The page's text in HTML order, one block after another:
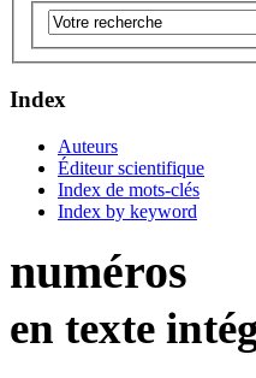
Index
Auteurs
Éditeur scientifique
Index de mots-clés
Index by keyword
numéros
en texte